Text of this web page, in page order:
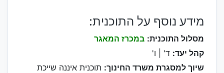
מידע נוסף על התוכנית:
מסלול התוכנית: במכרז המאגר
קהל יעד: ד' | ו'
שיוך למסגרת משרד החינוך: תוכנית איננה שייכת